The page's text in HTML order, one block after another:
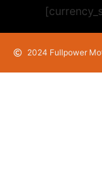
2024 Fullpower